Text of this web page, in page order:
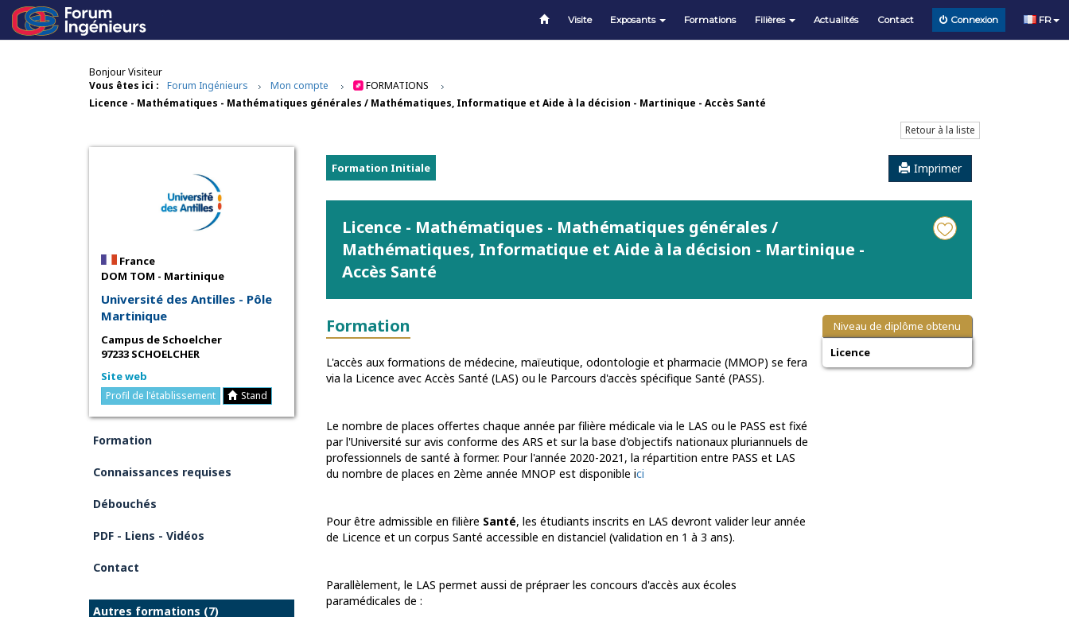
Visite Exposants Formations Filières Actualités Contact Connexion FR
Bonjour Visiteur
Vous êtes ici :
Forum Ingénieurs Mon compte
FORMATIONS
Licence - Mathématiques - Mathématiques générales / Mathématiques, Informatique et Aide à la décision - Martinique - Accès Santé
Retour à la liste
France
DOM TOM - Martinique
Université des Antilles - Pôle
Martinique
Campus de Schoelcher
97233 SCHOELCHER
Site web
Profil de l'établissement Stand
Formation
Connaissances requises
Débouchés
PDF - Liens - Vidéos
Contact
Autres formations (7)
Formation Initiale Imprimer
Licence - Mathématiques - Mathématiques générales /
Mathématiques, Informatique et Aide à la décision - Martinique -
Accès Santé
Formation
L'accès aux formations de médecine, maïeutique, odontologie et pharmacie (MMOP) se fera
via la Licence avec Accès Santé (LAS) ou le Parcours d'accès spécifique Santé (PASS).
Le nombre de places offertes chaque année par filière médicale via le LAS ou le PASS est fixé
par l'Université sur avis conforme des ARS et sur la base d'objectifs nationaux pluriannuels de
professionnels de santé à former. Pour l'année 2020-2021, la répartition entre PASS et LAS
du nombre de places en 2ème année MNOP est disponible ici
Pour être admissible en filière Santé, les étudiants inscrits en LAS devront valider leur année
de Licence et un corpus Santé accessible en distanciel (validation en 1 à 3 ans).
Parallèlement, le LAS permet aussi de prépraer les concours d'accès aux écoles
paramédicales de :
Niveau de diplôme obtenu
Licence